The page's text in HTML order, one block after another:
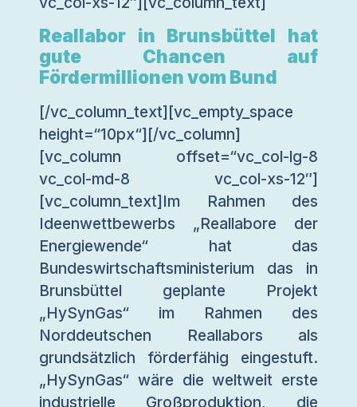
Reallabor in Brunsbüttel hat
gute Chancen auf
Fördermillionen vom Bund
[/vc_column_text][vc_empty_space
height=“10px“][/vc_column]
[vc_column offset=“vc_col-lg-8
vc_col-md-8 vc_col-xs-12″]
[vc_column_text]Im Rahmen des
Ideenwettbewerbs „Reallabore der
Energiewende“ hat das
Bundeswirtschaftsministerium das in
Brunsbüttel geplante Projekt
„HySynGas“ im Rahmen des
Norddeutschen Reallabors als
grundsätzlich förderfähig eingestuft.
„HySynGas“ wäre die weltweit erste
industrielle Großproduktion, die